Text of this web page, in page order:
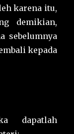
karena itu,
demikian,
sebelumnya
kepada
dapatlah